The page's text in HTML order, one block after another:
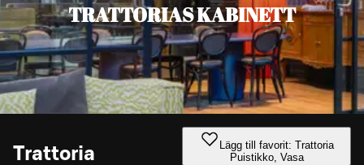
TRATTORIAS KABINETT
Trattoria
Lägg till favorit: Trattoria
Puistikko, Vasa